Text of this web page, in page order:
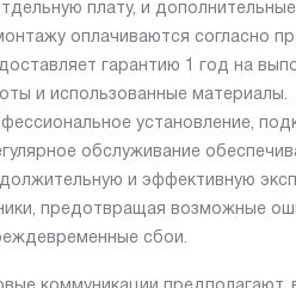
плату, и дополнительные
оплачиваются согласно
гарантию 1 год на
и использованные материалы.
установление,
обслуживание
и эффективную
предотвращая возможные
сбои.